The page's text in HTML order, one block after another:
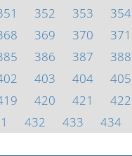
352 353 354
369 370 371
386 387 388
403 404 405
420 421 422
432 433 434